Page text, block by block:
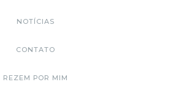
NOTÍCIAS
CONTATO
REZEM POR MIM